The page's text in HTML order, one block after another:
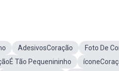
AdesivosCoração Foto De
Tão Pequenininho